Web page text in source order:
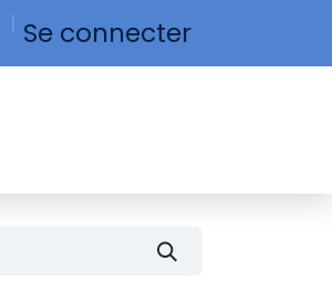
Se connecter